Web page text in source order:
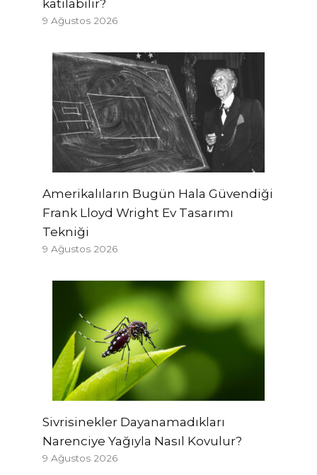
katılabilir?
9 Ağustos 2026
Amerikalıların Bugün Hala Güvendiği
Frank Lloyd Wright Ev Tasarımı
Tekniği
9 Ağustos 2026
Sivrisinekler Dayanamadıkları
Narenciye Yağıyla Nasıl Kovulur?
9 Ağustos 2026